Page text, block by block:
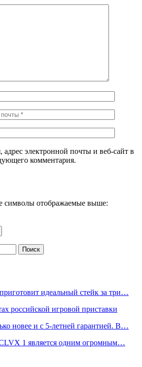
электронной почты и веб-сайт в
комментария.
символы отображаемые выше:
идеальный стейк за три…
российской игровой приставки
новее и с 5-летней гарантией. В…
1 является одним огромным…